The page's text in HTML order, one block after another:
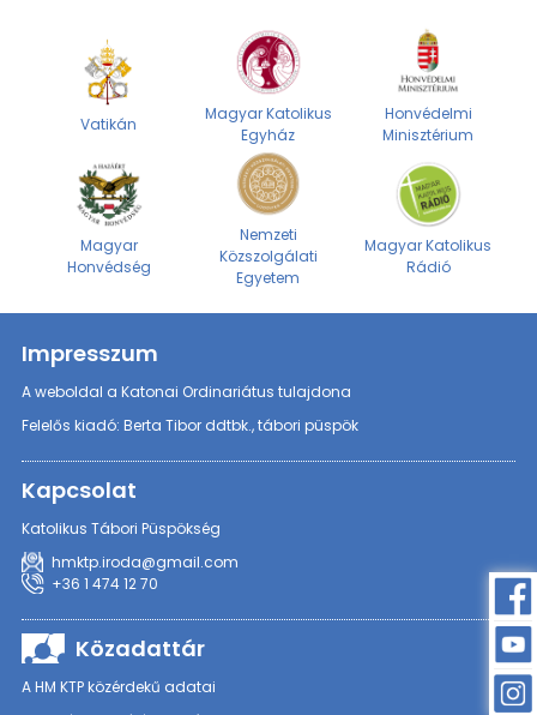
Vatikán
Magyar Katolikus
Egyház
Honvédelmi
Minisztérium
Magyar
Honvédség
Nemzeti
Közszolgálati
Egyetem
Magyar Katolikus
Rádió
Impresszum
A weboldal a Katonai Ordinariátus tulajdona
Felelős kiadó: Berta Tibor ddtbk., tábori püspök
Kapcsolat
Katolikus Tábori Püspökség
hmktp.iroda@gmail.com
+36 1 474 12 70
Közadattár
A HM KTP közérdekű adatai